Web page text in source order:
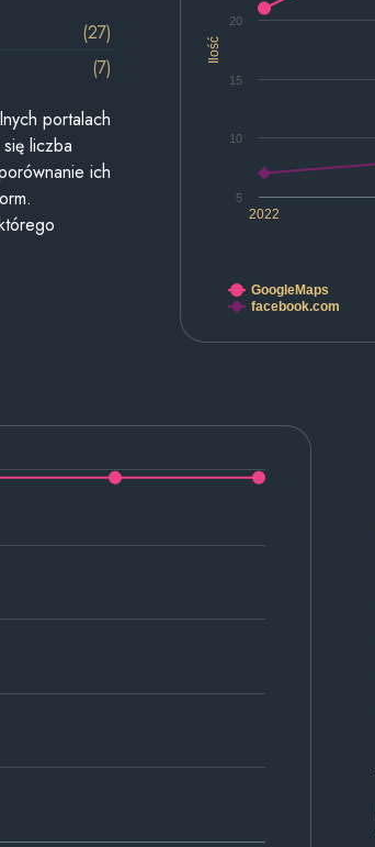
Ilość
2022
5
10
15
20
GoogleMaps
facebook.com
(27)
(7)
portalach
liczba
ich